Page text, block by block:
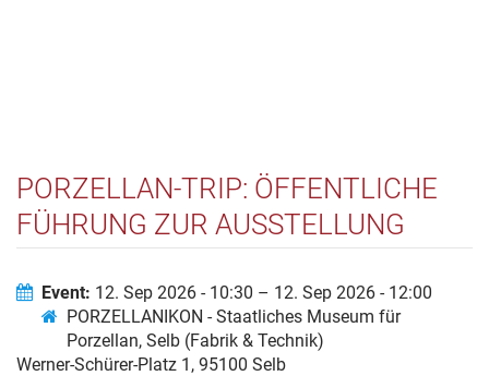
PORZELLAN-TRIP: ÖFFENTLICHE
FÜHRUNG ZUR AUSSTELLUNG
Event: 12. Sep 2026 - 10:30 – 12. Sep 2026 - 12:00
PORZELLANIKON - Staatliches Museum für
Porzellan, Selb (Fabrik & Technik)
Werner-Schürer-Platz 1, 95100 Selb